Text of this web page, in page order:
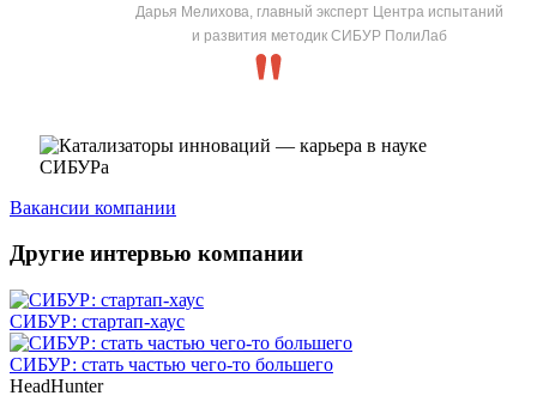
Дарья Мелихова, главный эксперт Центра испытаний
и развития методик СИБУР ПолиЛаб
Вакансии компании
Другие интервью компании
СИБУР: стартап-хаус
СИБУР: стать частью чего-то большего
HeadHunter